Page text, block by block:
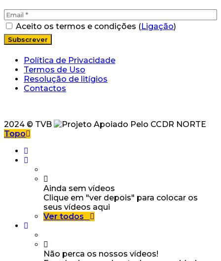
Aceito os termos e condições (Ligação)
Política de Privacidade
Termos de Uso
Resolução de litígios
Contactos
2024 © TVB
Topo
Ainda sem vídeos
Clique em "ver depois" para colocar os
seus vídeos aqui
Ver todos
Não perca os nossos vídeos!